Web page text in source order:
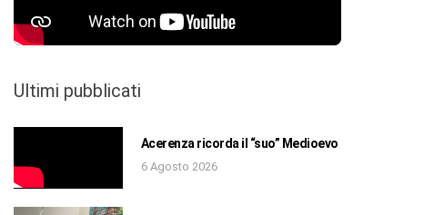
Ultimi pubblicati
Acerenza ricorda il “suo” Medioevo
6 Agosto 2026